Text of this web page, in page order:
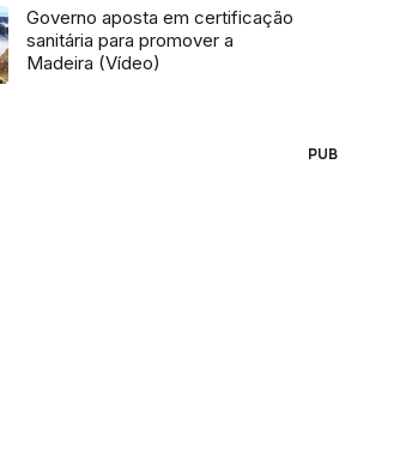
Governo aposta em certificação
sanitária para promover a
Madeira (Vídeo)
PUB